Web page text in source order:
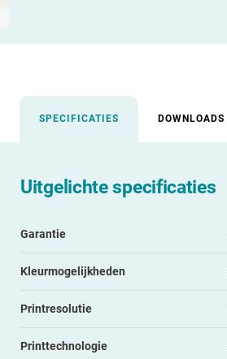
SPECIFICATIES DOWNLOADS
Uitgelichte specificaties
Garantie
Kleurmogelijkheden
Printresolutie
Printtechnologie